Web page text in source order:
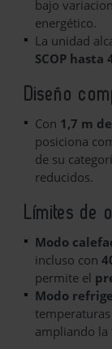
bajo
energético.
La unidad
SCOP hasta
Diseño
Con 1,7 m
posiciona
de su
reducidos.
Límites de
Modo
incluso con
permite el
Modo
ampliando la